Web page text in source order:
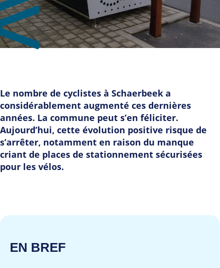
Le nombre de cyclistes à Schaerbeek a
considérablement augmenté ces dernières
années. La commune peut s’en féliciter.
Aujourd’hui, cette évolution positive risque de
s’arrêter, notamment en raison du manque
criant de places de stationnement sécurisées
pour les vélos.
EN BREF